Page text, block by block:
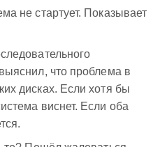
не стартует. Показывает
что проблема в
дисках. Если хотя бы
виснет. Если оба